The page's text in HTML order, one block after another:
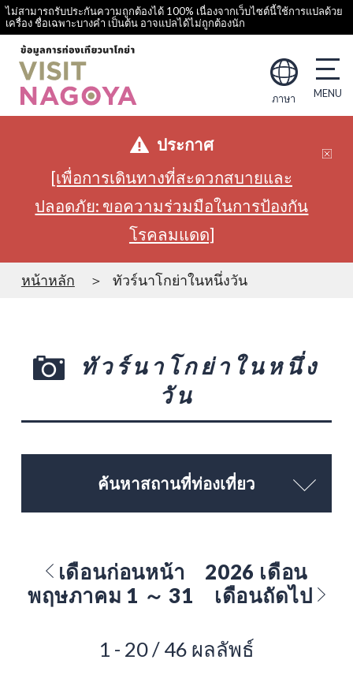
ไม่สามารถรับประกันความถูกต้องได้ 100% เนื่องจากเว็บไซต์นี้ใช้การแปลด้วย
เครื่อง ชื่อเฉพาะบางคำ เป็นต้น อาจแปลได้ไม่ถูกต้องนัก
ภาษา
ประกาศ
[เพื่อการเดินทางที่สะดวกสบายและ
ปลอดภัย: ขอความร่วมมือในการป้องกัน
โรคลมแดด]
หน้าหลัก ทัวร์นาโกย่าในหนึ่งวัน
ทัวร์นาโกย่าในหนึ่ง
วัน
ค้นหาสถานที่ท่องเที่ยว
เดือนก่อนหน้า
2026 เดือน
พฤษภาคม 1 ～ 31
เดือนถัดไป
1 - 20 / 46 ผลลัพธ์